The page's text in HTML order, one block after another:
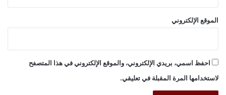
الموقع الإلكتروني
احفظ اسمي، بريدي الإلكتروني، والموقع الإلكتروني في هذا المتصفح
لاستخدامها المرة المقبلة في تعليقي.